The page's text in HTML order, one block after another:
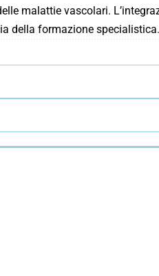
malattie vascolari.
della formazione specialistica.